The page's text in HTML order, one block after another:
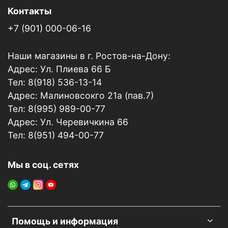
Помощь и информация
Контакты
+7 (901) 000-06-16
Наши магазины в г. Ростов-на-Дону:
Адрес: Ул. Плиева 66 Б
Тел: 8(918) 536-13-14
Адрес: Малиновсокго 21а (пав.7)
Тел: 8(995) 989-00-77
Адрес: Ул. Черевичкина 66
Тел: 8(951) 494-00-77
Мы в соц. сетях